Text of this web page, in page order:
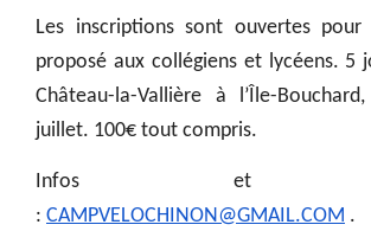
Les inscriptions sont ouvertes
proposé aux collégiens et lycéens. 5
Château-la-Vallière à l’Île-
juillet. 100€ tout compris.
Infos et
: CAMPVELOCHINON@GMAIL.COM .